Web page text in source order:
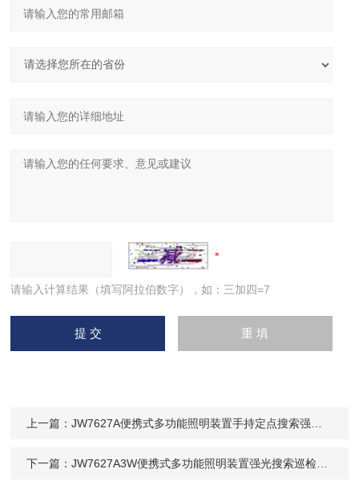
请输入计算结果（填写阿拉伯数字），如：三加四=7
上一篇：JW7627A便携式多功能照明装置手持定点搜索强光电筒
下一篇：JW7627A3W便携式多功能照明装置强光搜索巡检电筒